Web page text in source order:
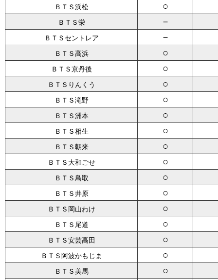
ＢＴＳ浜松 ○
ＢＴＳ栄 －
ＢＴＳセントレア －
ＢＴＳ高浜 ○
ＢＴＳ京丹後 ○
ＢＴＳりんくう ○
ＢＴＳ滝野 ○
ＢＴＳ洲本 ○
ＢＴＳ相生 ○
ＢＴＳ朝来 ○
ＢＴＳ大和ごせ ○
ＢＴＳ鳥取 ○
ＢＴＳ井原 ○
ＢＴＳ岡山わけ ○
ＢＴＳ尾道 ○
ＢＴＳ安芸高田 ○
ＢＴＳ阿波かもじま ○
ＢＴＳ美馬 ○